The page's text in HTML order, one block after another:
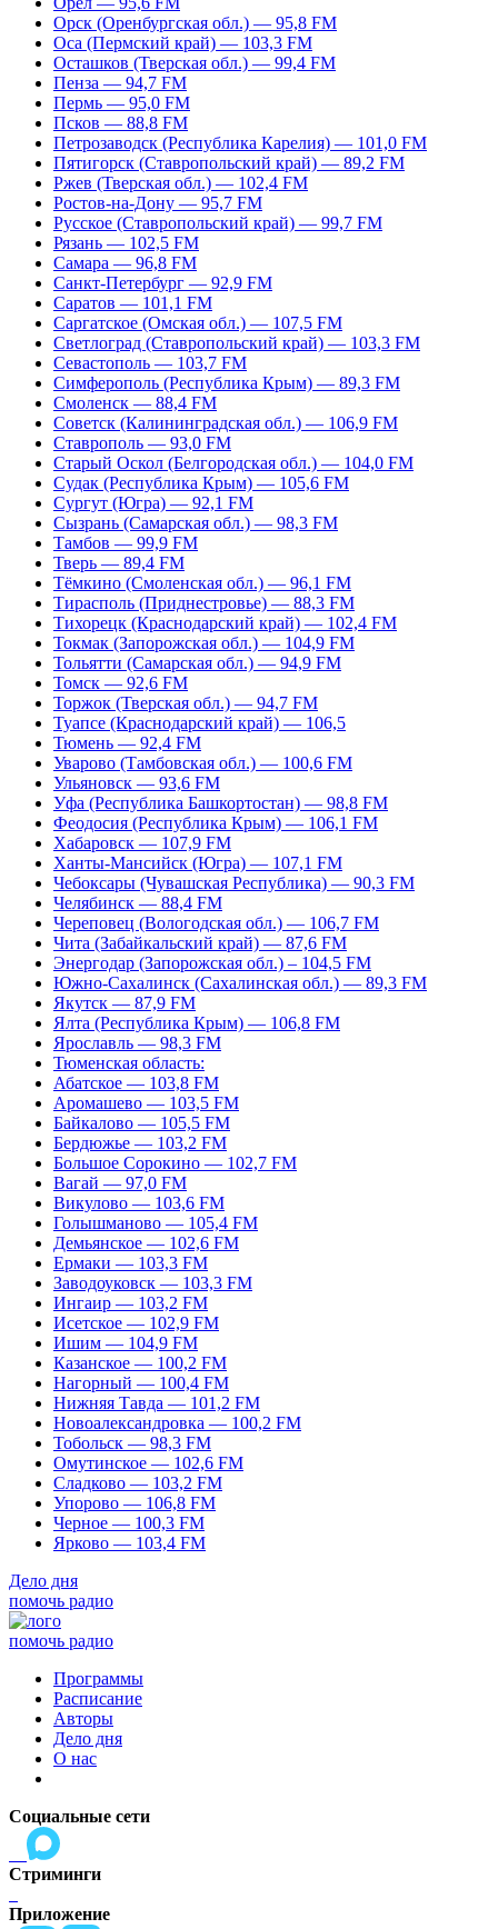
Орск (Оренбургская обл.) — 95,8 FM
Оса (Пермский край) — 103,3 FM
Осташков (Тверская обл.) — 99,4 FM
Пенза — 94,7 FM
Пермь — 95,0 FM
Псков — 88,8 FM
Петрозаводск (Республика Карелия) — 101,0 FM
Пятигорск (Ставропольский край) — 89,2 FM
Ржев (Тверская обл.) — 102,4 FM
Ростов-на-Дону — 95,7 FM
Русское (Ставропольский край) — 99,7 FM
Рязань — 102,5 FM
Самара — 96,8 FM
Санкт-Петербург — 92,9 FM
Саратов — 101,1 FM
Саргатское (Омская обл.) — 107,5 FM
Светлоград (Ставропольский край) — 103,3 FM
Севастополь — 103,7 FM
Симферополь (Республика Крым) — 89,3 FM
Смоленск — 88,4 FM
Советск (Калининградская обл.) — 106,9 FM
Ставрополь — 93,0 FM
Старый Оскол (Белгородская обл.) — 104,0 FM
Судак (Республика Крым) — 105,6 FM
Сургут (Югра) — 92,1 FM
Сызрань (Самарская обл.) — 98,3 FM
Тамбов — 99,9 FM
Тверь — 89,4 FM
Тёмкино (Смоленская обл.) — 96,1 FM
Тирасполь (Приднестровье) — 88,3 FM
Тихорецк (Краснодарский край) — 102,4 FM
Токмак (Запорожская обл.) — 104,9 FM
Тольятти (Самарская обл.) — 94,9 FM
Томск — 92,6 FM
Торжок (Тверская обл.) — 94,7 FM
Туапсе (Краснодарский край) — 106,5
Тюмень — 92,4 FM
Уварово (Тамбовская обл.) — 100,6 FM
Ульяновск — 93,6 FM
Уфа (Республика Башкортостан) — 98,8 FM
Феодосия (Республика Крым) — 106,1 FM
Хабаровск — 107,9 FM
Ханты-Мансийск (Югра) — 107,1 FM
Чебоксары (Чувашская Республика) — 90,3 FM
Челябинск — 88,4 FM
Череповец (Вологодская обл.) — 106,7 FM
Чита (Забайкальский край) — 87,6 FM
Энергодар (Запорожская обл.) – 104,5 FM
Южно-Сахалинск (Сахалинская обл.) — 89,3 FM
Якутск — 87,9 FM
Ялта (Республика Крым) — 106,8 FM
Ярославль — 98,3 FM
Тюменская область:
Абатское — 103,8 FM
Аромашево — 103,5 FM
Байкалово — 105,5 FM
Бердюжье — 103,2 FM
Большое Сорокино — 102,7 FM
Вагай — 97,0 FM
Викулово — 103,6 FM
Голышманово — 105,4 FM
Демьянское — 102,6 FM
Ермаки — 103,3 FM
Заводоуковск — 103,3 FM
Ингаир — 103,2 FM
Исетское — 102,9 FM
Ишим — 104,9 FM
Казанское — 100,2 FM
Нагорный — 100,4 FM
Нижняя Тавда — 101,2 FM
Новоалександровка — 100,2 FM
Тобольск — 98,3 FM
Омутинское — 102,6 FM
Сладково — 103,2 FM
Упорово — 106,8 FM
Черное — 100,3 FM
Ярково — 103,4 FM
Дело дня
помочь радио
помочь радио
Программы
Расписание
Авторы
Дело дня
О нас
Социальные сети
Стриминги
Приложение